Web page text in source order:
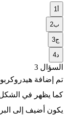
1
ب2
ج3
4
السؤال 3
تم إضافة
كما يظهر في الشكل
يكون أضيف إلى